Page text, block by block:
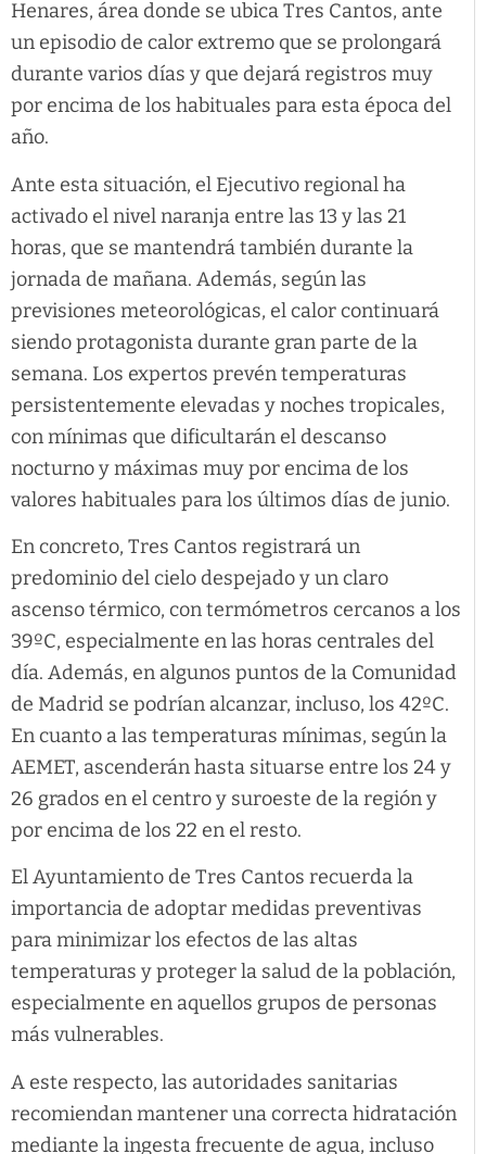
Henares, área donde se ubica Tres Cantos, ante
un episodio de calor extremo que se prolongará
durante varios días y que dejará registros muy
por encima de los habituales para esta época del
año.
Ante esta situación, el Ejecutivo regional ha
activado el nivel naranja entre las 13 y las 21
horas, que se mantendrá también durante la
jornada de mañana. Además, según las
previsiones meteorológicas, el calor continuará
siendo protagonista durante gran parte de la
semana. Los expertos prevén temperaturas
persistentemente elevadas y noches tropicales,
con mínimas que dificultarán el descanso
nocturno y máximas muy por encima de los
valores habituales para los últimos días de junio.
En concreto, Tres Cantos registrará un
predominio del cielo despejado y un claro
ascenso térmico, con termómetros cercanos a los
39ºC, especialmente en las horas centrales del
día. Además, en algunos puntos de la Comunidad
de Madrid se podrían alcanzar, incluso, los 42ºC.
En cuanto a las temperaturas mínimas, según la
AEMET, ascenderán hasta situarse entre los 24 y
26 grados en el centro y suroeste de la región y
por encima de los 22 en el resto.
El Ayuntamiento de Tres Cantos recuerda la
importancia de adoptar medidas preventivas
para minimizar los efectos de las altas
temperaturas y proteger la salud de la población,
especialmente en aquellos grupos de personas
más vulnerables.
A este respecto, las autoridades sanitarias
recomiendan mantener una correcta hidratación
mediante la ingesta frecuente de agua, incluso